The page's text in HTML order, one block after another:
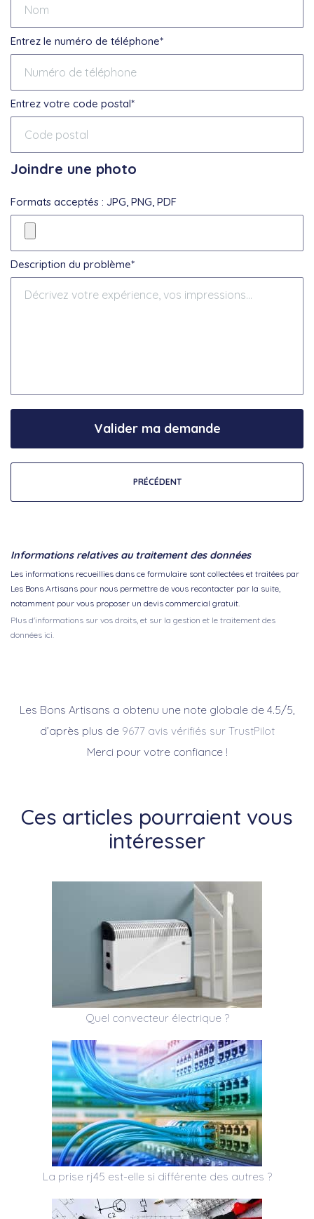
Entrez le numéro de téléphone*
Entrez votre code postal*
Joindre une photo
Formats acceptés : JPG, PNG, PDF
Description du problème*
PRÉCÉDENT
Valider ma demande
Informations relatives au traitement des données
Les informations recueillies dans ce formulaire sont collectées et traitées par
Les Bons Artisans pour nous permettre de vous recontacter par la suite,
notamment pour vous proposer un devis commercial gratuit.
Plus d'informations sur vos droits, et sur la gestion et le traitement des
données ici.
Les Bons Artisans a obtenu une note globale de 4.5/5,
d’après plus de 9677 avis vérifiés sur TrustPilot
Merci pour votre confiance !
Ces articles pourraient vous
intéresser
Quel convecteur électrique ?
La prise rj45 est-elle si différente des autres ?